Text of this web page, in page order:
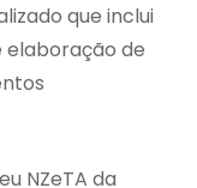
que inclui
elaboração de
NZeTA da